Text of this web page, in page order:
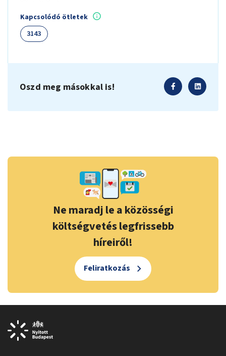
Kapcsolódó ötletek
3143
Oszd meg másokkal is!
Ne maradj le a közösségi
költségvetés legfrissebb
híreiről!
Feliratkozás